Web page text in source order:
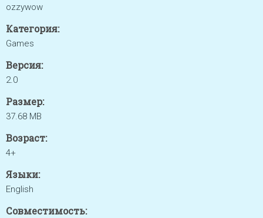
ozzywow
Категория:
Games
Версия:
2.0
Размер:
37.68 MB
Возраст:
4+
Языки:
English
Совместимость: